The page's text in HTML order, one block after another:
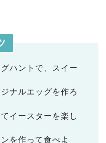
ハントで、スイー
ナルエッグを作ろ
イースターを楽し
を作って食べよ